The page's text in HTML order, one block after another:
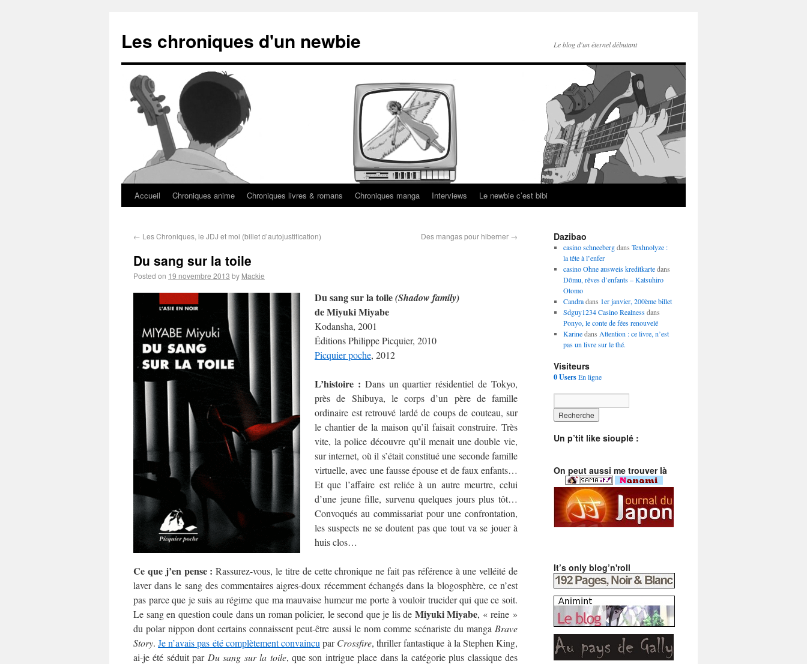
Les chroniques d'un newbie Le blog d'un éternel débutant
Accueil Chroniques anime Chroniques livres & romans Chroniques manga Interviews Le newbie c’est bibi
← Les Chroniques, le JDJ et moi (billet d’autojustification) Des mangas pour hiberner →
Du sang sur la toile
Posted on 19 novembre 2013 by Mackie
Du sang sur la toile(Shadow family)
de Miyuki Miyabe
Kodansha, 2001
Éditions Philippe Picquier, 2010
Picquier poche, 2012
L’histoire : Dans un quartier résidentiel de Tokyo,
près de Shibuya, le corps d’un père de famille
ordinaire est retrouvé lardé de coups de couteau, sur
le chantier de la maison qu’il faisait construire. Très
vite, la police découvre qu’il menait une double vie,
sur internet, où il s’était constitué une seconde famille
virtuelle, avec une fausse épouse et de faux enfants…
Et que l’affaire est reliée à un autre meurtre, celui
d’une jeune fille, survenu quelques jours plus tôt…
Convoqués au commissariat pour une confrontation,
les suspects ne se doutent pas que tout va se jouer à
huis clos…
Ce que j’en pense : Rassurez-vous, le titre de cette chronique ne fait pas référence à une velléité de
laver dans le sang des commentaires aigres-doux récemment échangés dans la blogosphère, ce n’est
pas parce que je suis au régime que ma mauvaise humeur me porte à vouloir trucider qui que ce soit.
Le sang en question coule dans un roman policier, le second que je lis de Miyuki Miyabe, « reine »
du polar nippon dont certains connaissent peut-être aussi le nom comme scénariste du manga Brave
Story.Je n’avais pas été complètement convaincu parCrossfire, thriller fantastique à la Stephen King,
ai-je été séduit par Du sang sur la toile, que son intrigue place dans la catégorie plus classique des
Dazibao
casino schneebergdans Texhnolyze :
la tête à l’enfer
casino Ohne ausweis kreditkartedans
Dômu, rêves d’enfants – Katsuhiro
Otomo
Candradans 1er janvier, 200ème billet
Sdguy1234 Casino Realnessdans
Ponyo, le conte de fées renouvelé
Karinedans Attention : ce livre, n’est
pas un livre sur le thé.
Visiteurs
0 UsersEn ligne
Un p’tit like siouplé :
On peut aussi me trouver là
It’s only blog’n'roll